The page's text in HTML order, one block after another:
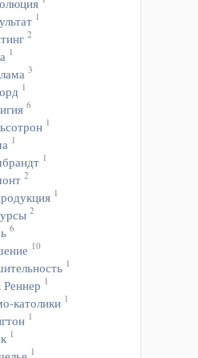
1
2
1
3
1
6
1
1
1
2
1
2
6
10
1
Реннер 1
католики 1
1
1
1